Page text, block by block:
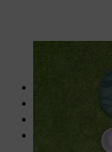
Gartenschere,
ggf. Astschere,
Korb zum
Halter für die